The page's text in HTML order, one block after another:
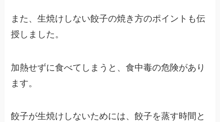
また、生焼けしない餃子の焼き方のポイントも伝
授しました。
加熱せずに食べてしまうと、食中毒の危険があり
ます。
餃子が生焼けしないためには、餃子を蒸す時間と